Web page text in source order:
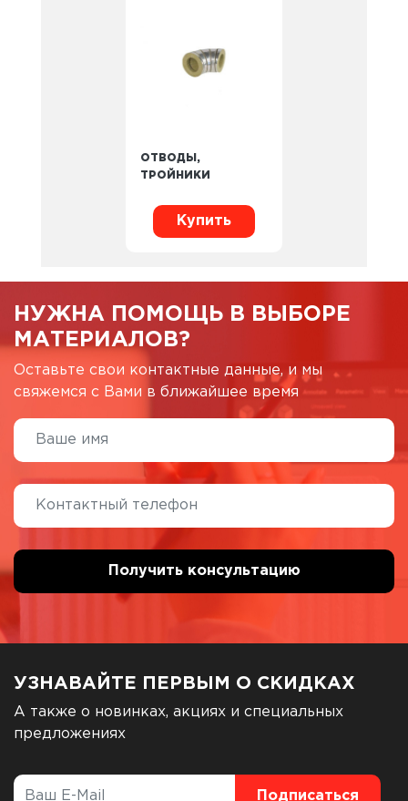
ОТВОДЫ,
ТРОЙНИКИ
Купить
НУЖНА ПОМОЩЬ В ВЫБОРЕ
МАТЕРИАЛОВ?
Оставьте свои контактные данные, и мы
свяжемся с Вами в ближайшее время
УЗНАВАЙТЕ ПЕРВЫМ О СКИДКАХ
А также о новинках, акциях и специальных
предложениях